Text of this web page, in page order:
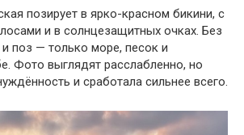
позирует в ярко-красном бикини, с
и в солнцезащитных очках. Без
поз — только море, песок и
Фото выглядят расслабленно, но
и сработала сильнее всего.